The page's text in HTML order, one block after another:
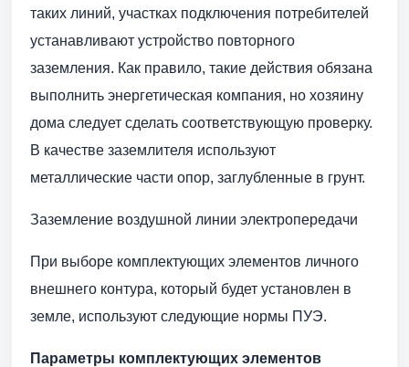
таких линий, участках подключения потребителей
устанавливают устройство повторного
заземления. Как правило, такие действия обязана
выполнить энергетическая компания, но хозяину
дома следует сделать соответствующую проверку.
В качестве заземлителя используют
металлические части опор, заглубленные в грунт.
Заземление воздушной линии электропередачи
При выборе комплектующих элементов личного
внешнего контура, который будет установлен в
земле, используют следующие нормы ПУЭ.
Параметры комплектующих элементов